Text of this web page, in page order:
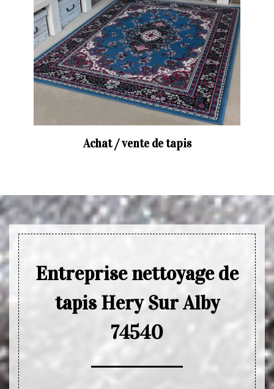
Achat / vente de tapis
Entreprise nettoyage de
tapis Hery Sur Alby
74540